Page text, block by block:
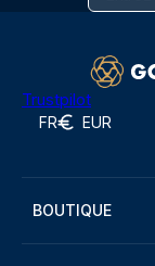
Trustpilot
FR EUR
BOUTIQUE